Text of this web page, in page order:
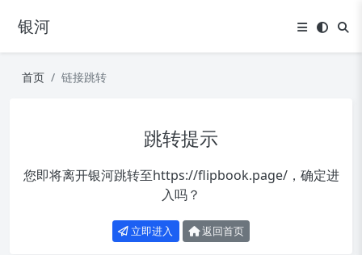
银河
首页 链接跳转
跳转提示
您即将离开银河跳转至https://flipbook.page/，确定进
入吗？
立即进入 返回首页